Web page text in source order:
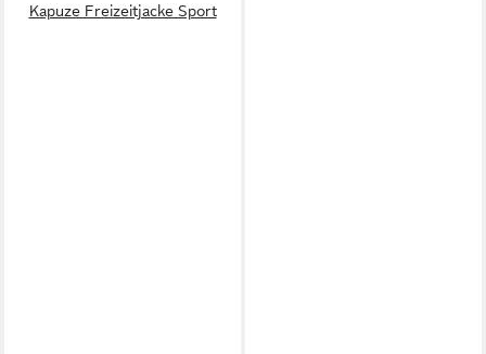
Kapuze Freizeitjacke Sport